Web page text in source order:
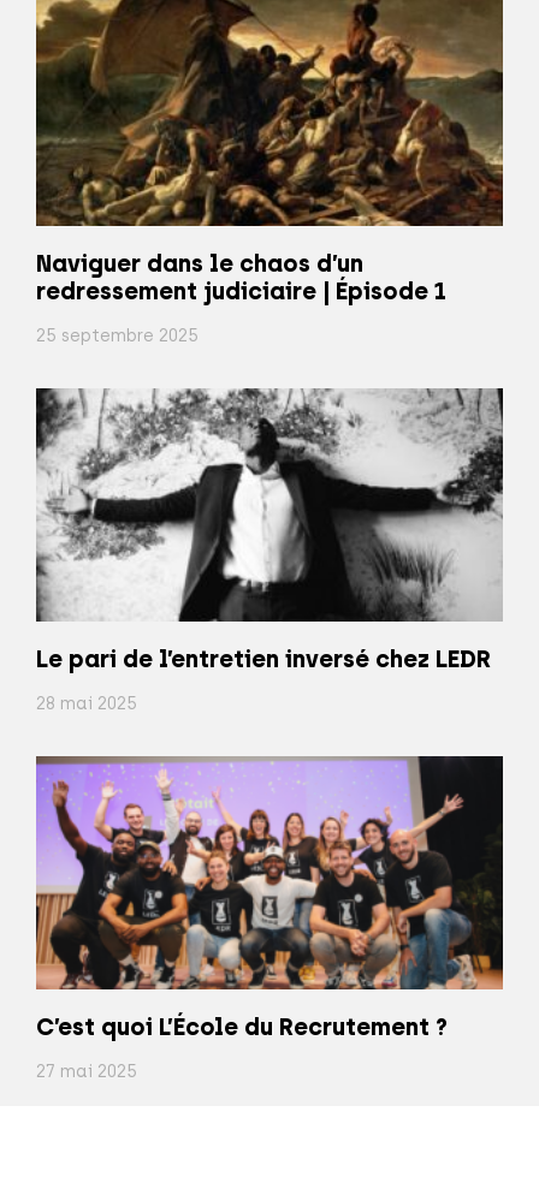
Naviguer dans le chaos d’un
redressement judiciaire | Épisode 1
25 septembre 2025
Le pari de l’entretien inversé chez LEDR
28 mai 2025
C’est quoi L’École du Recrutement ?
27 mai 2025